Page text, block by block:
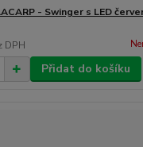
- Swinger s LED
DPH
Přidat do košíku